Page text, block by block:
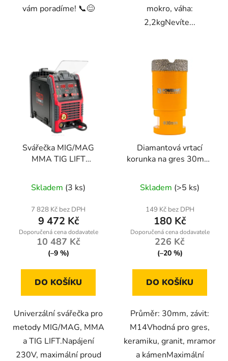
vám poradíme! 📞😊
mokro, váha:
2,2kgNevíte...
Svářečka MIG/MAG
MMA TIG LIFT
220A
Skladem (3 ks)
7 828 Kč bez DPH
9 472 Kč
10 487 Kč
(–9 %)
DO KOŠÍKU
Univerzální svářečka pro
metody MIG/MAG, MMA
a TIG LIFT.Napájení
230V, maximální proud
Diamantová vrtací
korunka na gres 30mm,
Skladem (>5 ks)
149 Kč bez DPH
180 Kč
226 Kč
(–20 %)
DO KOŠÍKU
Průměr: 30mm, závit:
M14Vhodná pro gres,
keramiku, granit, mramor
a kámenMaximální